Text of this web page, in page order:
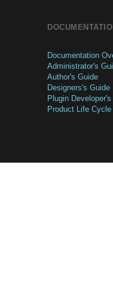
Documentation
Administrator's
Author's Guide
Designers's Guide
Plugin
Product Life